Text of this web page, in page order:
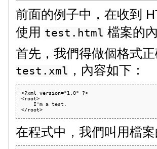
前面的例子中，在收到
使用 test.html 檔案的
首先，我們得做個格式
test.xml ，內容如下：
<?xml version="1.0" ?>
<root>
    I'm a test.
</root>
在程式中，我們叫用檔